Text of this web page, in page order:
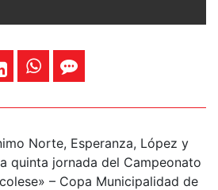
Norte, Esperanza, López y
quinta jornada del Campeonato
– Copa Municipalidad de